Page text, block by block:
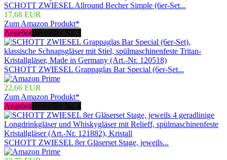
SCHOTT ZWIESEL Allround Becher Simple (6er-Set...
17,68 EUR
Zum Amazon Produkt*
Angebot
SCHOTT ZWIESEL Grappaglas Bar Special (6er-Set...
22,66 EUR
Zum Amazon Produkt*
Angebot
SCHOTT ZWIESEL 8er Gläserset Stage, jeweils...